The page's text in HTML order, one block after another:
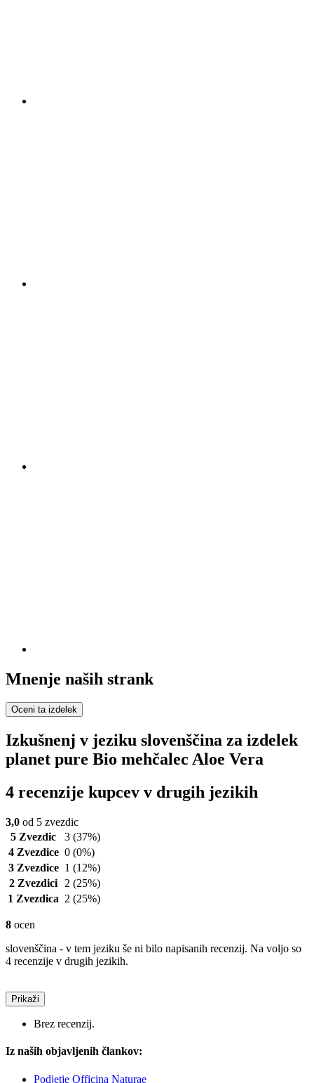
Mnenje naših strank
Oceni ta izdelek
Izkušnenj v jeziku slovenščina za izdelek
planet pure Bio mehčalec Aloe Vera
4 recenzije kupcev v drugih jezikih
3,0 od 5 zvezdic
5 Zvezdic
3 (37%)
4 Zvezdice 0 (0%)
3 Zvezdice 1 (12%)
2 Zvezdici
2 (25%)
1 Zvezdica 2 (25%)
8 ocen
slovenščina - v tem jeziku še ni bilo napisanih recenzij. Na voljo so
4 recenzije v drugih jezikih.
Prikaži
Brez recenzij.
Iz naših objavljenih člankov:
Podjetje Officina Naturae